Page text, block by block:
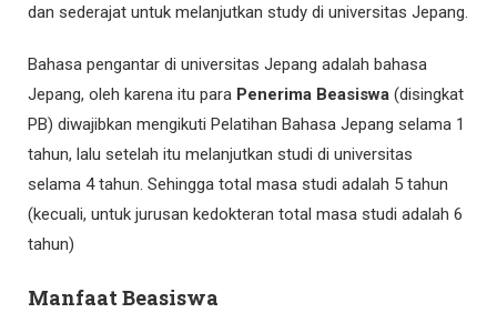
dan sederajat untuk melanjutkan study di universitas Jepang.
Bahasa pengantar di universitas Jepang adalah bahasa
Jepang, oleh karena itu para Penerima Beasiswa (disingkat
PB) diwajibkan mengikuti Pelatihan Bahasa Jepang selama 1
tahun, lalu setelah itu melanjutkan studi di universitas
selama 4 tahun. Sehingga total masa studi adalah 5 tahun
(kecuali, untuk jurusan kedokteran total masa studi adalah 6
tahun)
Manfaat Beasiswa